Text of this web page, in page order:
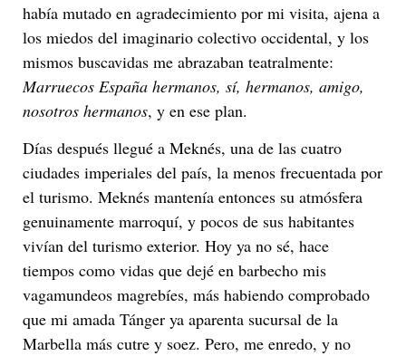
había mutado en agradecimiento por mi visita, ajena a
los miedos del imaginario colectivo occidental, y los
mismos buscavidas me abrazaban teatralmente:
Marruecos España hermanos, sí, hermanos, amigo,
nosotros hermanos, y en ese plan.
Días después llegué a Meknés, una de las cuatro
ciudades imperiales del país, la menos frecuentada por
el turismo. Meknés mantenía entonces su atmósfera
genuinamente marroquí, y pocos de sus habitantes
vivían del turismo exterior. Hoy ya no sé, hace
tiempos como vidas que dejé en barbecho mis
vagamundeos magrebíes, más habiendo comprobado
que mi amada Tánger ya aparenta sucursal de la
Marbella más cutre y soez. Pero, me enredo, y no